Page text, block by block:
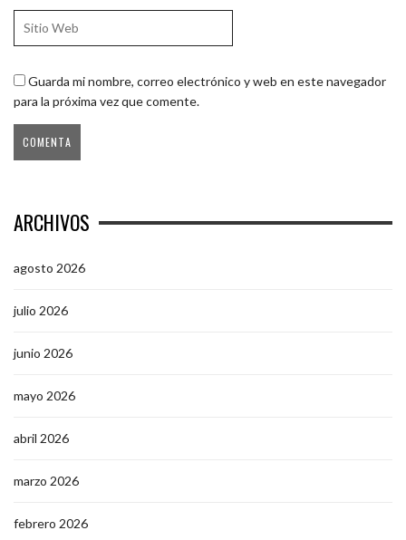
Guarda mi nombre, correo electrónico y web en este navegador
para la próxima vez que comente.
ARCHIVOS
agosto 2026
julio 2026
junio 2026
mayo 2026
abril 2026
marzo 2026
febrero 2026